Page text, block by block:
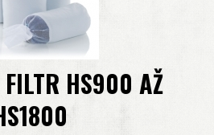
HS900 AŽ